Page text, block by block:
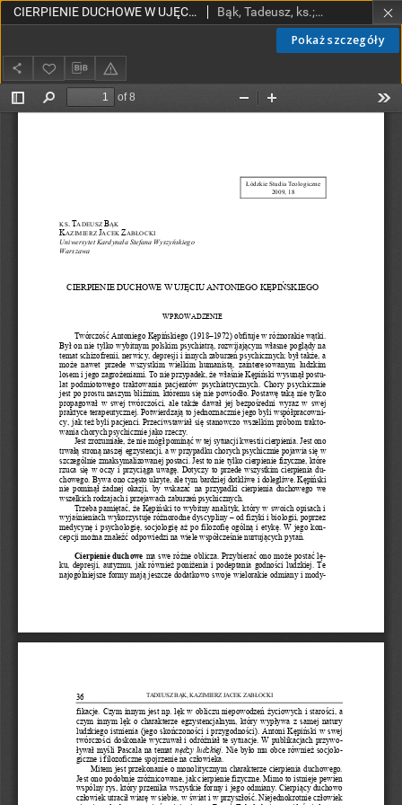
Pokaż szczegóły
CIERPIENIE DUCHOWE W UJĘCIU ANTONIEGO KĘPIŃSKIEGO Bąk, Tadeusz, ks.; Zabłocki, J. K.